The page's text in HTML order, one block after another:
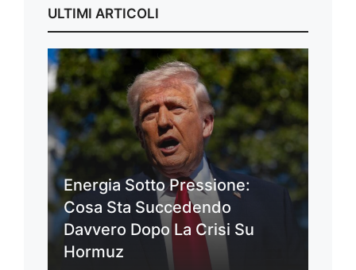
ULTIMI ARTICOLI
Energia Sotto Pressione:
Cosa Sta Succedendo
Davvero Dopo La Crisi Su
Hormuz